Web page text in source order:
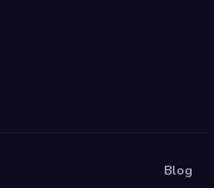
Blog